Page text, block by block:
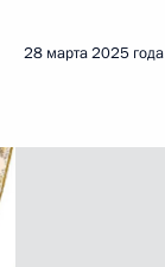
28 марта 2025 года